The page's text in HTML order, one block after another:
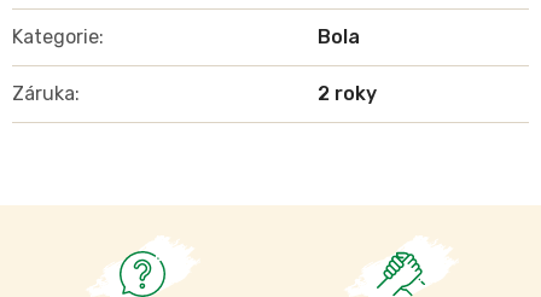
Kategorie: Bola
Záruka: 2 roky